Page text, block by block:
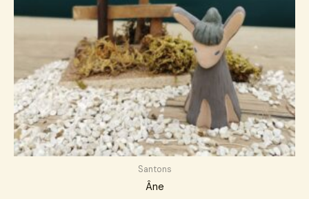
Santons
Âne